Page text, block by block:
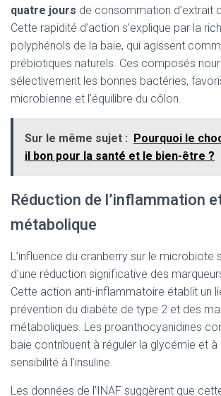
quatre jours de consommation d’extrait
Cette rapidité d’action s’explique par la
polyphénols de la baie, qui agissent
prébiotiques naturels. Ces composés
sélectivement les bonnes bactéries,
microbienne et l’équilibre du côlon.
Sur le même sujet : Pourquoi le
il bon pour la santé et le bien-être ?
Réduction de l’inflammation
métabolique
L’influence du cranberry sur le microbiote
d’une réduction significative des
Cette action anti-inflammatoire établit un
prévention du diabète de type 2 et des
métaboliques. Les proanthocyanidines
baie contribuent à réguler la glycémie et
sensibilité à l’insuline.
Les données de l’INAF suggèrent que